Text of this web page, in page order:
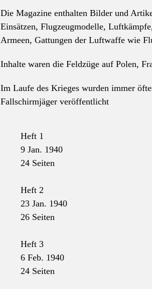
Die Magazine enthalten Bilder und
Einsätzen, Flugzeugmodelle,
Armeen, Gattungen der Luftwaffe wie
Inhalte waren die Feldzüge auf Polen,
Im Laufe des Krieges wurden immer
Fallschirmjäger veröffentlicht
Heft 1
9 Jan. 1940
24 Seiten
Heft 2
23 Jan. 1940
26 Seiten
Heft 3
6 Feb. 1940
24 Seiten